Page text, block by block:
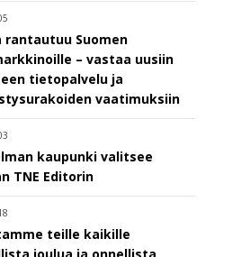
rantautuu Suomen
– vastaa uusiin
tietopalvelu ja
vaatimuksiin
kaupunki valitsee
TNE Editorin
teille kaikille